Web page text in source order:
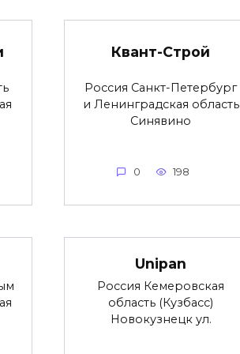
Квант-Строй
Россия Санкт-Петербург
и Ленинградская область
Синявино
0 198
Unipan
Россия Кемеровская
область (Кузбасс)
Новокузнецк ул.